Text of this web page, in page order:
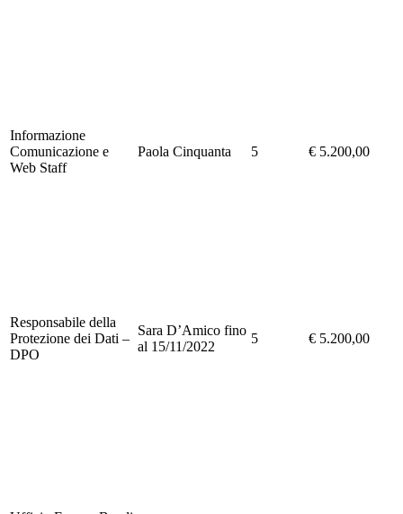
Informazione
Comunicazione e
Web Staff
Paola Cinquanta 5 € 5.200,00
Responsabile della
Protezione dei Dati –
DPO
Sara D’Amico fino
al 15/11/2022
5 € 5.200,00